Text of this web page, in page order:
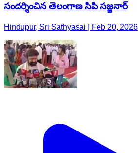
సందర్శించిన తెలంగాణ సిపి సజ్జనార్
Hindupur, Sri Sathyasai | Feb 20, 2026